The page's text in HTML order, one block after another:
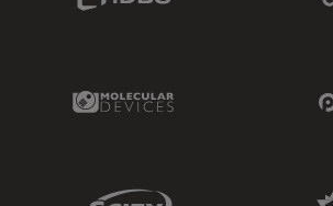
Molecular Devices Link
Sciex Link